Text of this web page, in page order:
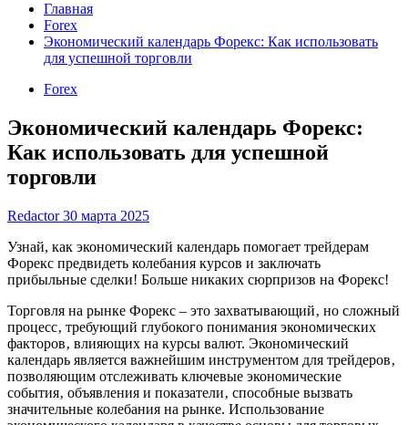
Главная
Forex
Экономический календарь Форекс: Как использовать
для успешной торговли
Forex
Экономический календарь Форекс:
Как использовать для успешной
торговли
Redactor30 марта 2025
Узнай, как экономический календарь помогает трейдерам
Форекс предвидеть колебания курсов и заключать
прибыльные сделки! Больше никаких сюрпризов на Форекс!
Торговля на рынке Форекс – это захватывающий‚ но сложный
процесс‚ требующий глубокого понимания экономических
факторов‚ влияющих на курсы валют. Экономический
календарь является важнейшим инструментом для трейдеров‚
позволяющим отслеживать ключевые экономические
события‚ объявления и показатели‚ способные вызвать
значительные колебания на рынке. Использование